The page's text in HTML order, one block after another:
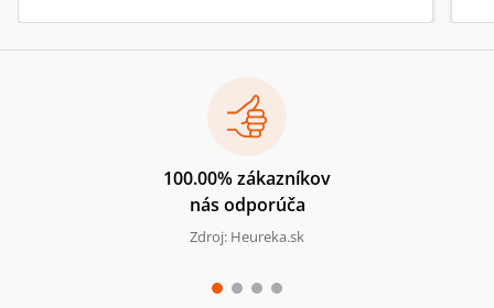
100.00% zákazníkov
nás odporúča
Zdroj: Heureka.sk